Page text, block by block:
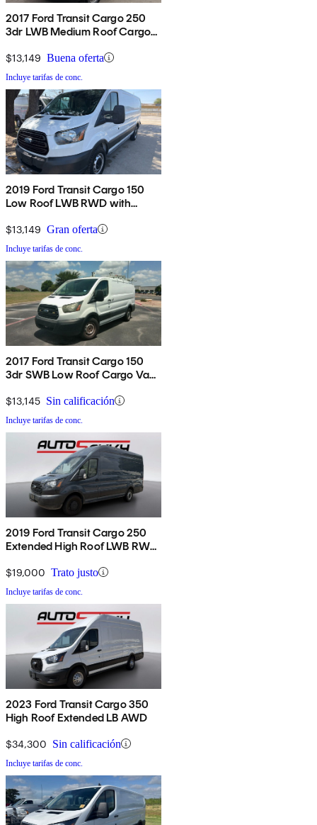
2017 Ford Transit Cargo 250
3dr LWB Medium Roof Cargo
Side Door
$13,149 Buena oferta
Incluye tarifas de conc.
2019 Ford Transit Cargo 150
Low Roof LWB RWD with
$13,149 Gran oferta
Incluye tarifas de conc.
2017 Ford Transit Cargo 150
3dr SWB Low Roof Cargo Van
Doors
$13,145 Sin calificación
Incluye tarifas de conc.
2019 Ford Transit Cargo 250
Extended High Roof LWB RWD
Door
$19,000 Trato justo
Incluye tarifas de conc.
2023 Ford Transit Cargo 350
High Roof Extended LB AWD
$34,300 Sin calificación
Incluye tarifas de conc.